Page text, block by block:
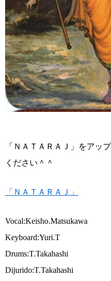
「ＮＡＴＡＲＡＪ」をアッ
ください＾＾
「ＮＡＴＡＲＡＪ」
Vocal:Keisho.Matsukawa
Keyboard:Yuri.T
Drums:T.Takahashi
Dijurido:T.Takahashi